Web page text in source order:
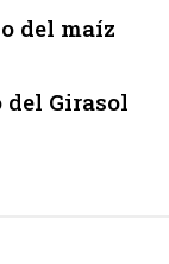
del maíz
del Girasol